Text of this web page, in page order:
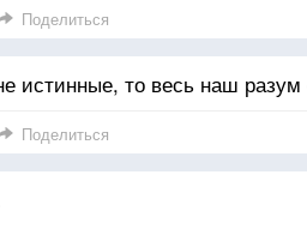
Поделиться
истинные, то весь наш
Поделиться